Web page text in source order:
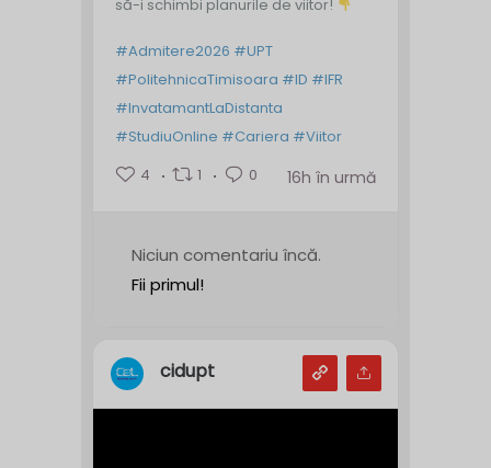
să-i schimbi planurile de viitor!
#Admitere2026 #UPT
#PolitehnicaTimisoara #ID #IFR
#InvatamantLaDistanta
#StudiuOnline #Cariera #Viitor
4
1 0 16h în urmă
Niciun comentariu încă.
Fii primul!
cidupt